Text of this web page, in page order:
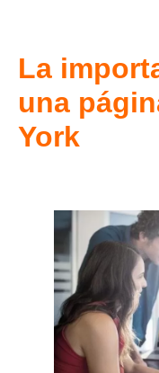
La
una
York